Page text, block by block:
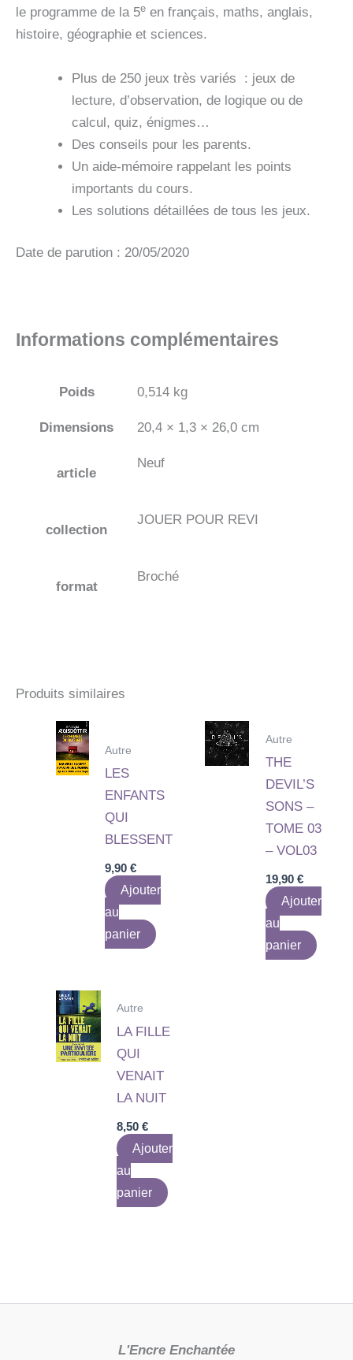
2026
le programme de la 5e en français, maths, anglais,
histoire, géographie et sciences.
Plus de 250 jeux très variés : jeux de
lecture, d’observation, de logique ou de
calcul, quiz, énigmes…
Des conseils pour les parents.
Un aide-mémoire rappelant les points
importants du cours.
Les solutions détaillées de tous les jeux.
Date de parution : 20/05/2020
Informations complémentaires
Poids 0,514 kg
Dimensions 20,4 × 1,3 × 26,0 cm
article
Neuf
collection
JOUER POUR REVI
format
Broché
Produits similaires
Autre
LES
ENFANTS
QUI
BLESSENT
9,90€
Ajouter
au
panier
Autre
THE
DEVIL’S
SONS –
TOME 03
– VOL03
19,90 €
Ajouter
au
panier
Autre
LA FILLE
QUI
VENAIT
LA NUIT
8,50€
Ajouter
au
panier
L'Encre Enchantée